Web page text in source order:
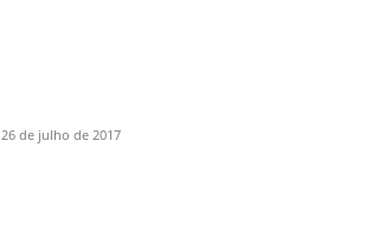
26 de julho de 2017